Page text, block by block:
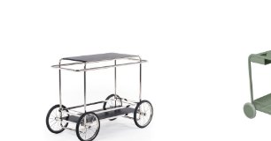
Vases
Plateaux
Accessoires de bureau